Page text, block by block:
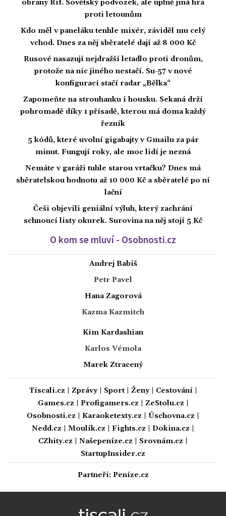
obrany Rif. Sovětský podvozek, ale úplně jiná hra
proti letounům
Kdo měl v paneláku tenhle mixér, záviděl mu celý
vchod. Dnes za něj sběratelé dají až 8 000 Kč
Rusové nasazují nejdražší letadlo proti dronům,
protože na nic jiného nestačí. Su-57 v nové
konfiguraci stačí radar „Bělka“
Zapomeňte na strouhanku i housku. Sekaná drží
pohromadě díky 1 přísadě, kterou má doma každý
řezník
5 kódů, které uvolní gigabajty v Gmailu za pár
minut. Fungují roky, ale moc lidí je nezná
Nemáte v garáži tuhle starou vrtačku? Dnes má
sběratelskou hodnotu až 10 000 Kč a sběratelé po ní
lační
Češi objevili geniální výluh, který zachrání
schnoucí listy okurek. Surovina na něj stojí 5 Kč
O kom se mluví - Osobnosti.cz
Andrej Babiš
Petr Pavel
Hana Zagorová
Kazma Kazmitch
Kim Kardashian
Karlos Vémola
Marek Ztracený
Tiscali.cz Zprávy| Sport| Ženy| Cestování|
Games.cz
Profigamers.cz ZeStolu.cz
Osobnosti.cz
Karaoketexty.cz Úschovna.cz
Nedd.cz
Moulík.cz Fights.cz Dokina.cz
CZhity.cz
Našepeníze.cz Srovnám.cz
StartupInsider.cz
Partneři: Peníze.cz